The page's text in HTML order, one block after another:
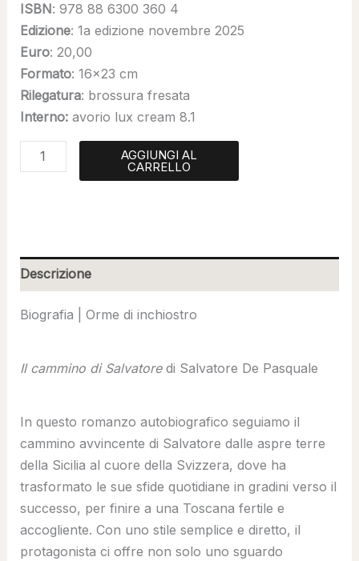
ISBN: 978 88 6300 360 4
Edizione: 1a edizione novembre 2025
Euro: 20,00
Formato: 16×23 cm
Rilegatura: brossura fresata
Interno: avorio lux cream 8.1
AGGIUNGI AL
CARRELLO
Descrizione
Biografia | Orme di inchiostro
Il cammino di Salvatoredi Salvatore De Pasquale
In questo romanzo autobiografico seguiamo il
cammino avvincente di Salvatore dalle aspre terre
della Sicilia al cuore della Svizzera, dove ha
trasformato le sue sfide quotidiane in gradini verso il
successo, per finire a una Toscana fertile e
accogliente. Con uno stile semplice e diretto, il
protagonista ci offre non solo uno sguardo